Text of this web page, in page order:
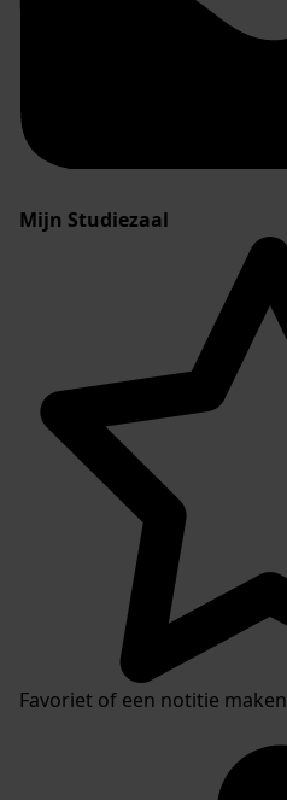
Mijn Studiezaal
Favoriet of een notitie maken